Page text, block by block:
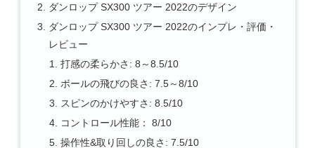
ダンロップ SX300 ツアー 2022のデザイン
ダンロップ SX300 ツアー 2022のインプレ・評価・
レビュー
打感の柔らかさ: 8～8.5/10
ボールの飛びの良さ: 7.5～8/10
スピンのかけやすさ: 8.5/10
コントロール性能： 8/10
操作性&取り回しの良さ: 7.5/10